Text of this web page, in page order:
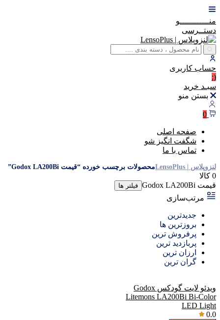
منــــــــــــو
دستــرسی
حساب کاربری
(:
سبـد خرید
بستن منو
0
صفحه اصلی
شگفت انگیز شو
تماس با ما
لنزوپلاس | LensoPlus محصولات برچسب خورده “قیمت Godox LA200Bi”
0 کالا
قیمت Godox LA200Bi
فیلتر ها
مرتب‌سازی
جدیدترین
بروزترین ها
پرفروش ترین
پربازدید ترین
ارزان ترین
گران ترین
ویدئو لایت گودکس Godox
Litemons LA200Bi Bi-Color
LED Light
0.0